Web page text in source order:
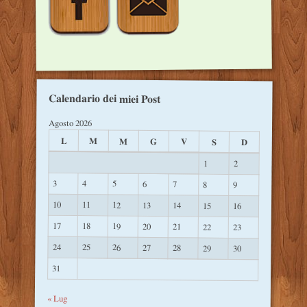
Calendario dei miei Post
Agosto 2026
L M M G V S D
1
2
3
4 5 6 7 8 9
10 11 12 13 14 15
16
17
18 19 20 21 22
23
24
25 26 27 28 29
30
31
« Lug